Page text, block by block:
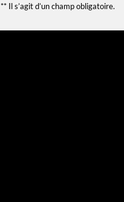
** Il s’agit d’un champ obligatoire.